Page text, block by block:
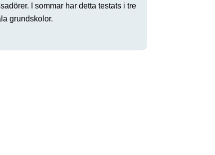
I sommar har detta testats i tre
grundskolor.